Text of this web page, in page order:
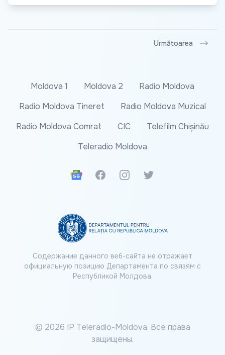
Următoarea
Moldova 1 Moldova 2
Radio Moldova
Radio Moldova Tineret
Radio Moldova Muzical
Radio Moldova Comrat
CIC
Telefilm Chișinău
Teleradio Moldova
Google News
FacebookInstagramTwitter
Содержание данного веб-сайта не отражает
официальную позицию Департамента по связям с
Республикой Молдова.
© 2026 IP Teleradio-Moldova. Все права
защищены.